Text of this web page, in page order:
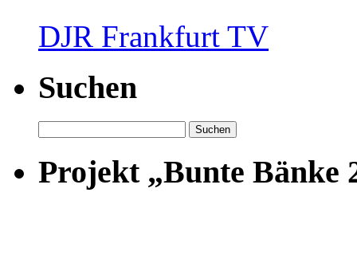
DJR Frankfurt TV
Suchen
nach:
Projekt „Bunte Bänke